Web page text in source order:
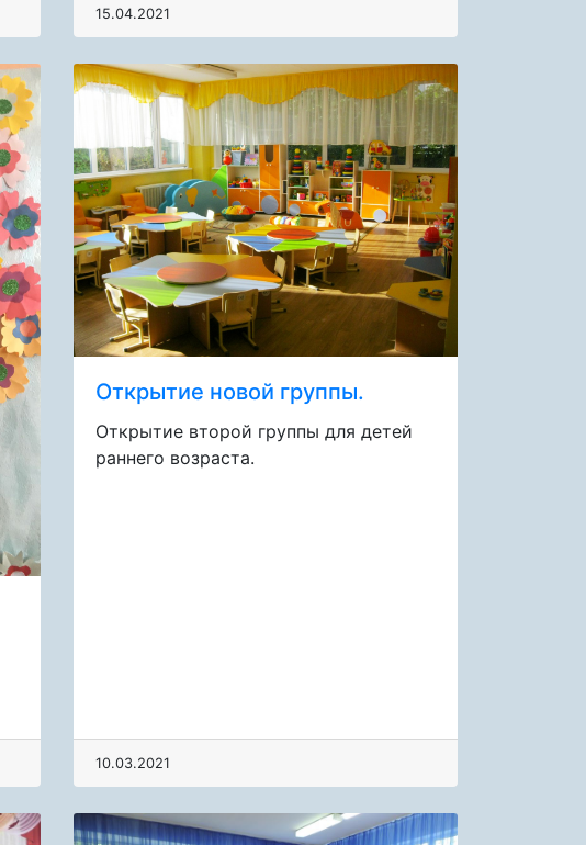
15.04.2021
Открытие новой группы.
Открытие второй группы для детей
раннего возраста.
10.03.2021